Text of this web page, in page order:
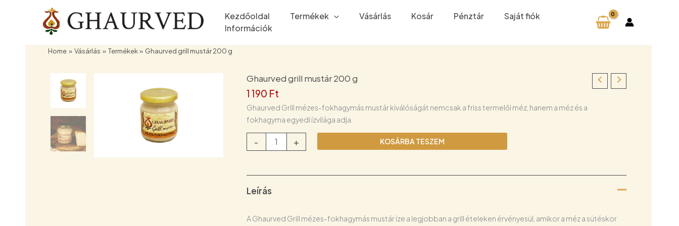
content
Kezdőoldal Termékek Vásárlás Kosár Pénztár
Saját fiók
Információk
Home Vásárlás Termékek Ghaurved grill mustár 200 g
Ghaurved grill mustár 200 g
1 190 Ft
Ghaurved Grill mézes-fokhagymás mustár kiválóságát nemcsak a friss termelői méz, hanem a méz és a
fokhagyma egyedi ízvilága adja.
-
Ghaurved
grill
200
g
+ KOSÁRBA TESZEM
Leírás
A Ghaurved Grill mézes-fokhagymás mustár íze a legjobban a grill ételeken érvényesül, amikor a méz a sütéskor